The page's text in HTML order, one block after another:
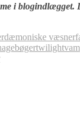
i blogindlægget.
dæmoniske væsner
twilight